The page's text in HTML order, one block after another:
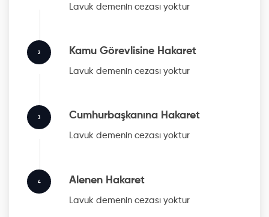
Lavuk demenin cezası yoktur
2 Kamu Görevlisine Hakaret
Lavuk demenin cezası yoktur
3 Cumhurbaşkanına Hakaret
Lavuk demenin cezası yoktur
4 Alenen Hakaret
Lavuk demenin cezası yoktur